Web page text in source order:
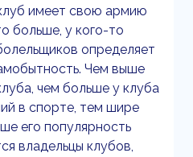
имеет свою армию
больше, у кого-то
определяет
Чем выше
чем больше у клуба
в спорте, тем шире
его популярность
владельцы клубов,